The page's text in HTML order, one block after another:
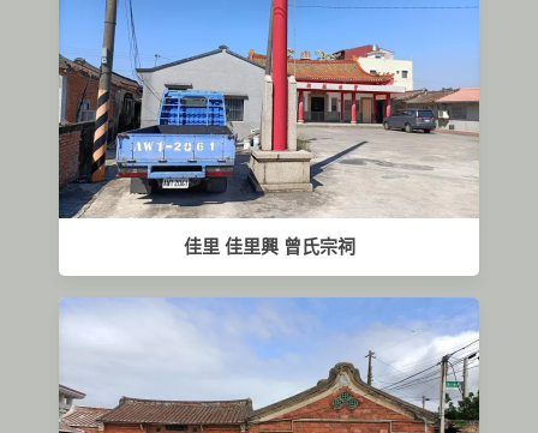
佳里 佳里興 曾氏宗祠